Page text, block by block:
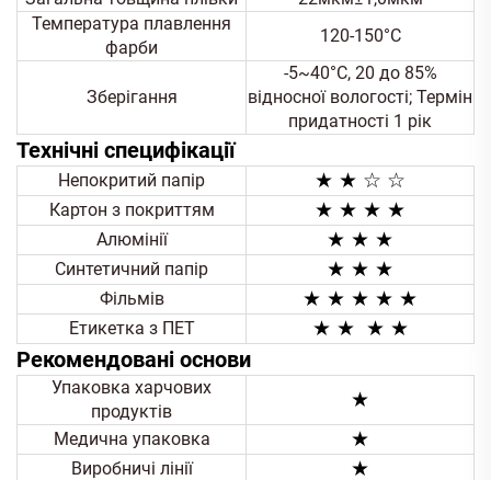
Технічні специфікації
Температура плавлення
фарби
120-150°C
Зберігання
-5~40°С, 20 до 85%
відносної вологості; Термін
придатності 1 рік
Рекомендовані основи
Непокритий папір ★ ★ ☆ ☆
Картон з покриттям ★ ★ ★ ★
Алюмінії ★ ★ ★
Синтетичний папір ★ ★ ★
Фільмів ★ ★ ★ ★ ★
Етикетка з ПЕТ ★ ★ ★ ★
Упаковка харчових
продуктів
★
Медична упаковка ★
Виробничі лінії ★